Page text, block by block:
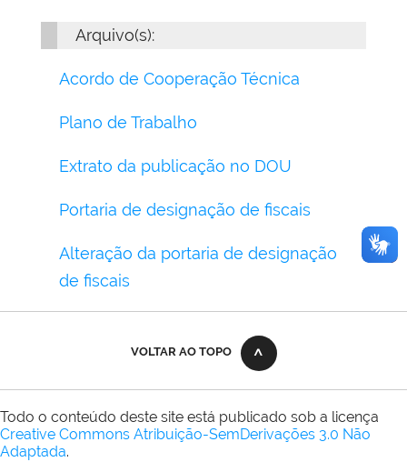
Arquivo(s):
Acordo de Cooperação Técnica
Plano de Trabalho
Extrato da publicação no DOU
Portaria de designação de fiscais
Alteração da portaria de designação
de fiscais
VOLTAR AO TOPO
Todo o conteúdo deste site está publicado sob a licença
Creative Commons Atribuição-SemDerivações 3.0 Não
Adaptada.